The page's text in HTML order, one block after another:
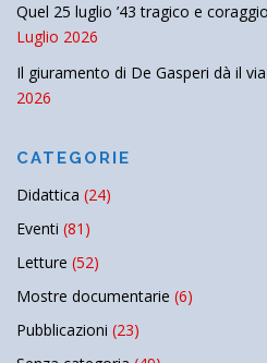
Quel 25 luglio ’43 tragico e
Luglio 2026
Il giuramento di De Gasperi dà il
2026
CATEGORIE
Didattica (24)
Eventi (81)
Letture (52)
Mostre documentarie (6)
Pubblicazioni (23)